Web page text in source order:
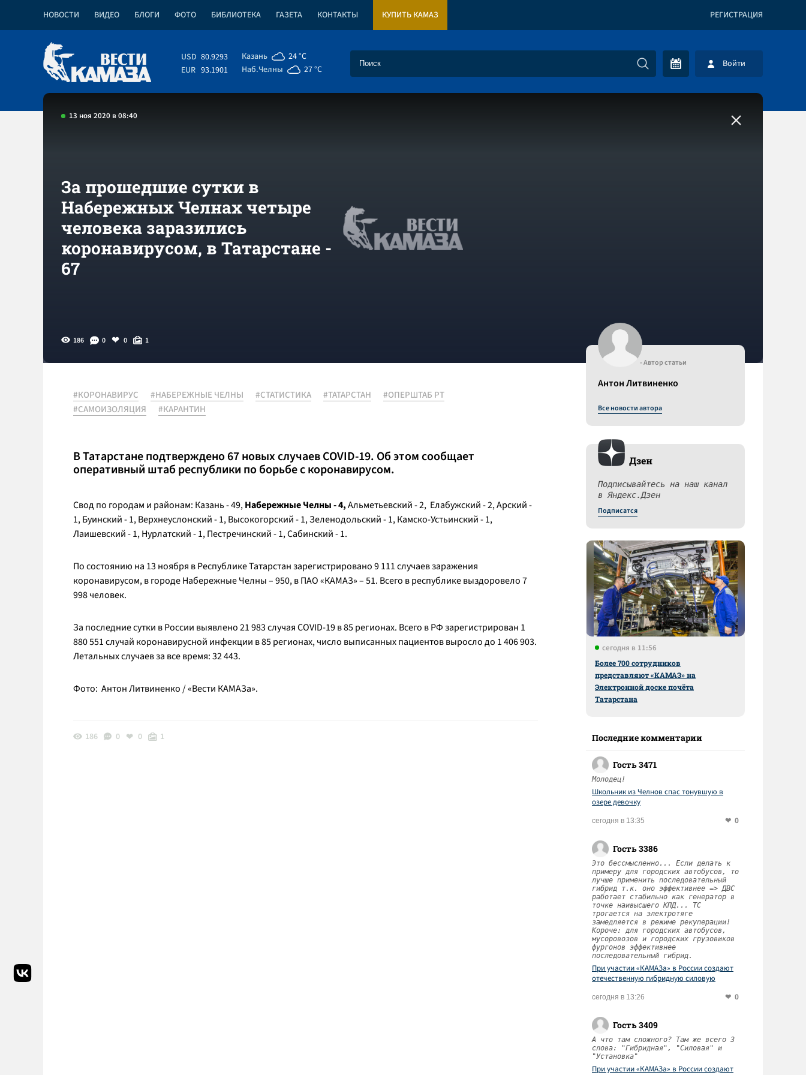
НОВОСТИ ВИДЕО БЛОГИ ФОТО БИБЛИОТЕКА ГАЗЕТА КОНТАКТЫ КУПИТЬ КАМАЗ РЕГИСТРАЦИЯ
USD 80.9293
EUR 93.1901
Казань
24 °C
Наб.Челны
27 °C Войти
13 ноя 2020 в 08:40
За прошедшие сутки в
Набережных Челнах четыре
человека заразились
коронавирусом, в Татарстане -
67
186 0 0 1
#КОРОНАВИРУС #НАБЕРЕЖНЫЕ ЧЕЛНЫ #СТАТИСТИКА #ТАТАРСТАН
#ОПЕРШТАБ РТ
#САМОИЗОЛЯЦИЯ
#КАРАНТИН
В Татарстане подтверждено 67 новых случаев COVID-19. Об этом сообщает
оперативный штаб республики по борьбе с коронавирусом.
Свод по городам и районам: Казань - 49,Набережные Челны - 4,Альметьевский - 2, Елабужский - 2, Арский -
1, Буинский - 1, Верхнеуслонский - 1, Высокогорский - 1, Зеленодольский - 1, Камско-Устьинский - 1,
Лаишевский - 1, Нурлатский - 1, Пестречинский - 1, Сабинский - 1.
По состоянию на 13 ноября в Республике Татарстан зарегистрировано 9 111 случаев заражения
коронавирусом, в городе Набережные Челны – 950, в ПАО «КАМАЗ» – 51. Всего в республике выздоровело 7
998 человек.
За последние сутки в России выявлено 21 983 случая COVID-19 в 85 регионах. Всего в РФ зарегистрирован 1
880 551 случай коронавирусной инфекции в 85 регионах, число выписанных пациентов выросло до 1 406 903.
Летальных случаев за все время: 32 443.
Фото: Антон Литвиненко / «Вести КАМАЗа».
186 0 0 1
- Автор статьи
Антон Литвиненко
Все новости автора
Дзен
Подписывайтесь на наш канал
в Яндекс.Дзен
Подписатся
сегодня в 11:56
Более 700 сотрудников
представляют «КАМАЗ» на
Электронной доске почёта
Татарстана
Последние комментарии
Гость 3471
Молодец!
Школьник из Челнов спас тонувшую в
озере девочку
сегодня в 13:35 0
Гость 3386
Это бессмысленно... Если делать к
примеру для городских автобусов, то
лучше применить последовательный
гибрид т.к. оно эффективнее => ДВС
работает стабильно как генератор в
точке наивысшего КПД... ТС
трогается на электротяге
замедляется в режиме рекуперации!
Короче: для городских автобусов,
мусоровозов и городских грузовиков
фургонов эффективнее
последовательный гибрид.
При участии «КАМАЗа» в России создают
отечественную гибридную силовую
сегодня в 13:26 0
Гость 3409
А что там сложного? Там же всего 3
слова: "Гибридная", "Силовая" и
"Установка"
При участии «КАМАЗа» в России создают